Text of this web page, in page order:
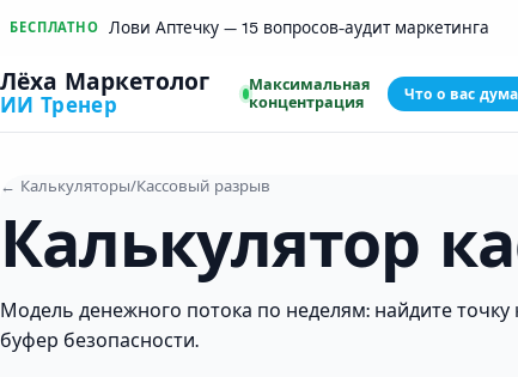
БЕСПЛАТНО Лови Аптечку — 15 вопросов-аудит маркетинга
Лёха Маркетолог
ИИ Тренер
Максимальная
концентрация
Что о вас
← Калькуляторы/Кассовый разрыв
Калькулятор
Модель денежного потока по неделям: найдите
буфер безопасности.